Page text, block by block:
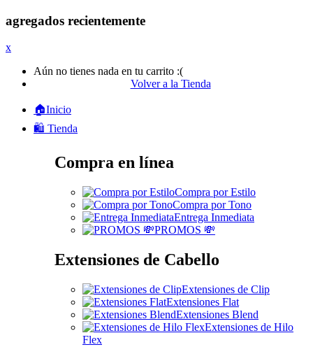
agregados recientemente
x
Aún no tienes nada en tu carrito :(
Volver a la Tienda
🏠Inicio
🛍️ Tienda
Compra en línea
Compra por Estilo
Compra por Tono
Entrega Inmediata
PROMOS 💸
Extensiones de Cabello
Extensiones de Clip
Extensiones Flat
Extensiones Blend
Extensiones de Hilo
Flex